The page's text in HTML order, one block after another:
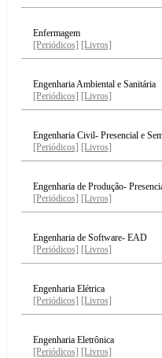
Enfermagem
[Periódicos] [Livros]
Engenharia Ambiental e Sanitária
[Periódicos] [Livros]
Engenharia Civil- Presencial e
[Periódicos] [Livros]
Engenharia de Produção-
[Periódicos] [Livros]
Engenharia de Software- EAD
[Periódicos] [Livros]
Engenharia Elétrica
[Periódicos] [Livros]
Engenharia Eletrônica
[Periódicos] [Livros]